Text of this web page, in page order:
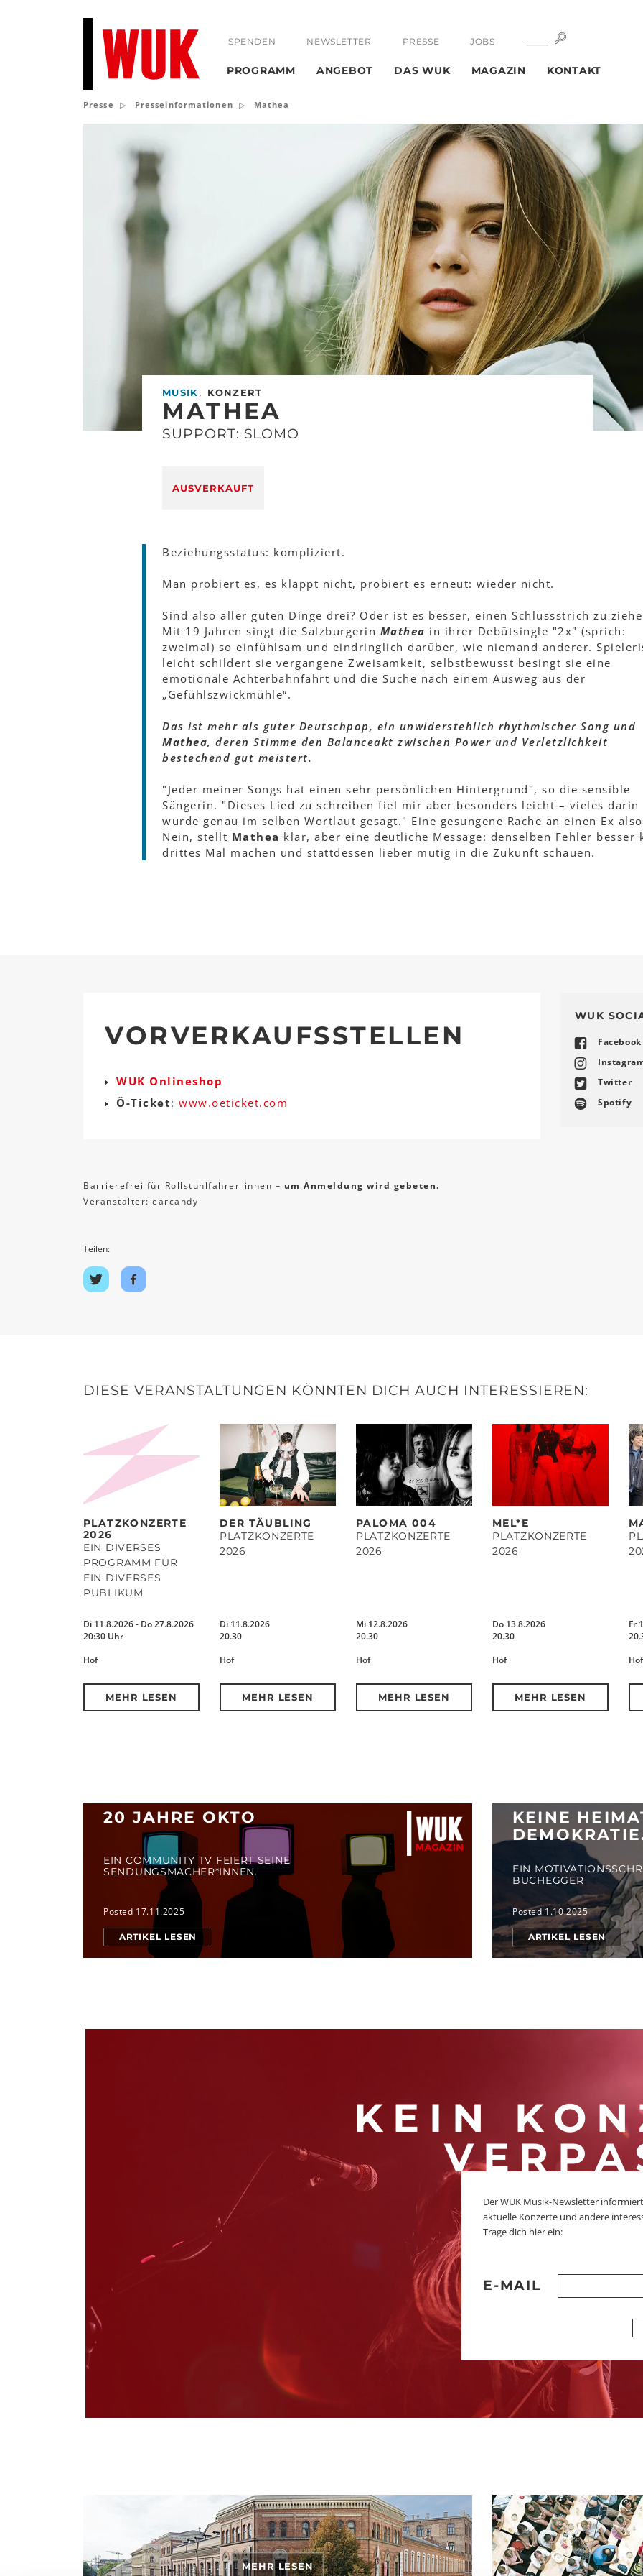
SPENDEN NEWSLETTER PRESSE JOBS SUCHE
PROGRAMM ANGEBOT DAS WUK MAGAZIN KONTAKT
Presse Presseinformationen Mathea
MUSIK, KONZERT
MATHEA
SUPPORT: SLOMO
AUSVERKAUFT
Beziehungsstatus: kompliziert.
Man probiert es, es klappt nicht, probiert es erneut: wieder nicht.
Sind also aller guten Dinge drei? Oder ist es besser, einen Schlussstrich zu
Mit 19 Jahren singt die Salzburgerin Mathea in ihrer Debütsingle "2x" (sprich:
zweimal) so einfühlsam und eindringlich darüber, wie niemand anderer.
leicht schildert sie vergangene Zweisamkeit, selbstbewusst besingt sie eine
emotionale Achterbahnfahrt und die Suche nach einem Ausweg aus der
„Gefühlszwickmühle“.
Das ist mehr als guter Deutschpop, ein unwiderstehlich rhythmischer Song und
Mathea, deren Stimme den Balanceakt zwischen Power und Verletzlichkeit
bestechend gut meistert.
"Jeder meiner Songs hat einen sehr persönlichen Hintergrund", so die sensible
Sängerin. "Dieses Lied zu schreiben fiel mir aber besonders leicht – vieles darin
wurde genau im selben Wortlaut gesagt." Eine gesungene Rache an einen Ex
Nein, stellt Mathea klar, aber eine deutliche Message: denselben Fehler besser
drittes Mal machen und stattdessen lieber mutig in die Zukunft schauen.
VORVERKAUFSSTELLEN
WUK Onlineshop
Ö-Ticket: www.oeticket.com
Barrierefrei für Rollstuhlfahrer_innen – um Anmeldung wird gebeten.
Veranstalter: earcandy
Teilen:
Auf
Twitter
Auf
Facebook
WUK
Facebook
Twitter
Spotify
DIESE VERANSTALTUNGEN KÖNNTEN DICH AUCH INTERESSIEREN:
PLATZKONZERTE
2026
EIN DIVERSES
PROGRAMM FÜR
EIN DIVERSES
PUBLIKUM
Di 11.8.2026 - Do 27.8.2026
20:30 Uhr
Hof
MEHR LESEN
DER TÄUBLING
PLATZKONZERTE
2026
Di 11.8.2026
20.30
Hof
MEHR LESEN
PALOMA 004
PLATZKONZERTE
2026
Mi 12.8.2026
20.30
Hof
MEHR LESEN
MEL*E
PLATZKONZERTE
2026
Do 13.8.2026
20.30
Hof
MEHR LESEN
Fr
Hof
ARTIKEL LESEN
20 JAHRE OKTO
EIN COMMUNITY TV FEIERT SEINE
SENDUNGSMACHER*INNEN.
Posted 17.11.2025
ARTIKEL LESEN
KEINE
EIN
BUCHEGGER
Posted 1.10.2025
KEIN
Der WUK Musik-Newsletter
aktuelle Konzerte und andere
Trage dich hier ein:
E-MAIL
MEHR LESEN